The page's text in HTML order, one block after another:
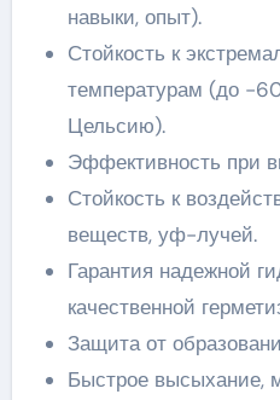
навыки, опыт).
Стойкость к
температурам (до -
Цельсию).
Эффективность при
Стойкость к
веществ, уф-лучей.
Гарантия надежной
качественной
Защита от
Быстрое высыхание,